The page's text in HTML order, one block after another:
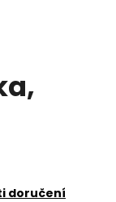
doručení